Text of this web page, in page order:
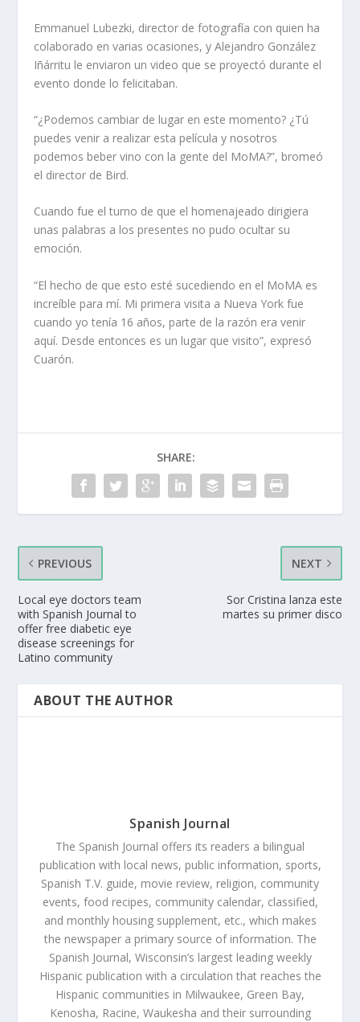
Emmanuel Lubezki, director de fotografía con quien ha
colaborado en varias ocasiones, y Alejandro González
Iñárritu le enviaron un video que se proyectó durante el
evento donde lo felicitaban.
“¿Podemos cambiar de lugar en este momento? ¿Tú
puedes venir a realizar esta película y nosotros
podemos beber vino con la gente del MoMA?”, bromeó
el director de Bird.
Cuando fue el turno de que el homenajeado dirigiera
unas palabras a los presentes no pudo ocultar su
emoción.
“El hecho de que esto esté sucediendo en el MoMA es
increíble para mí. Mi primera visita a Nueva York fue
cuando yo tenía 16 años, parte de la razón era venir
aquí. Desde entonces es un lugar que visito”, expresó
Cuarón.
SHARE:
PREVIOUS
Local eye doctors team
with Spanish Journal to
offer free diabetic eye
disease screenings for
Latino community
NEXT
Sor Cristina lanza este
martes su primer disco
ABOUT THE AUTHOR
Spanish Journal
The Spanish Journal offers its readers a bilingual
publication with local news, public information, sports,
Spanish T.V. guide, movie review, religion, community
events, food recipes, community calendar, classified,
and monthly housing supplement, etc., which makes
the newspaper a primary source of information. The
Spanish Journal, Wisconsin’s largest leading weekly
Hispanic publication with a circulation that reaches the
Hispanic communities in Milwaukee, Green Bay,
Kenosha, Racine, Waukesha and their surrounding